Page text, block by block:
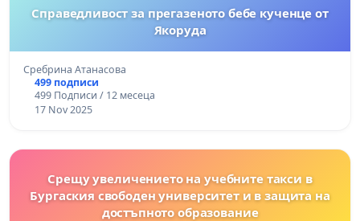
Справедливост за прегазеното бебе кученце от
Якоруда
Сребрина Атанасова
499 подписи
499 Подписи / 12 месеца
17 Nov 2025
Срещу увеличението на учебните такси в
Бургаския свободен университет и в защита на
достъпното образование